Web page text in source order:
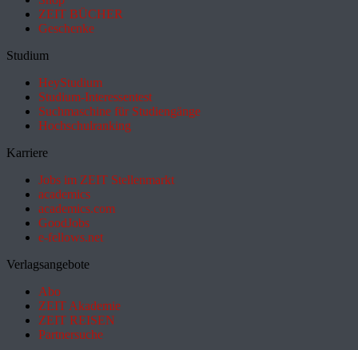
ZEIT BÜCHER
Geschenke
Studium
HeyStudium
Studium-Interessentest
Suchmaschine für Studiengänge
Hochschulranking
Karriere
Jobs im ZEIT Stellenmarkt
academics
academics.com
GoodJobs
e-fellows.net
Verlagsangebote
Abo
ZEIT Akademie
ZEIT REISEN
Partnersuche